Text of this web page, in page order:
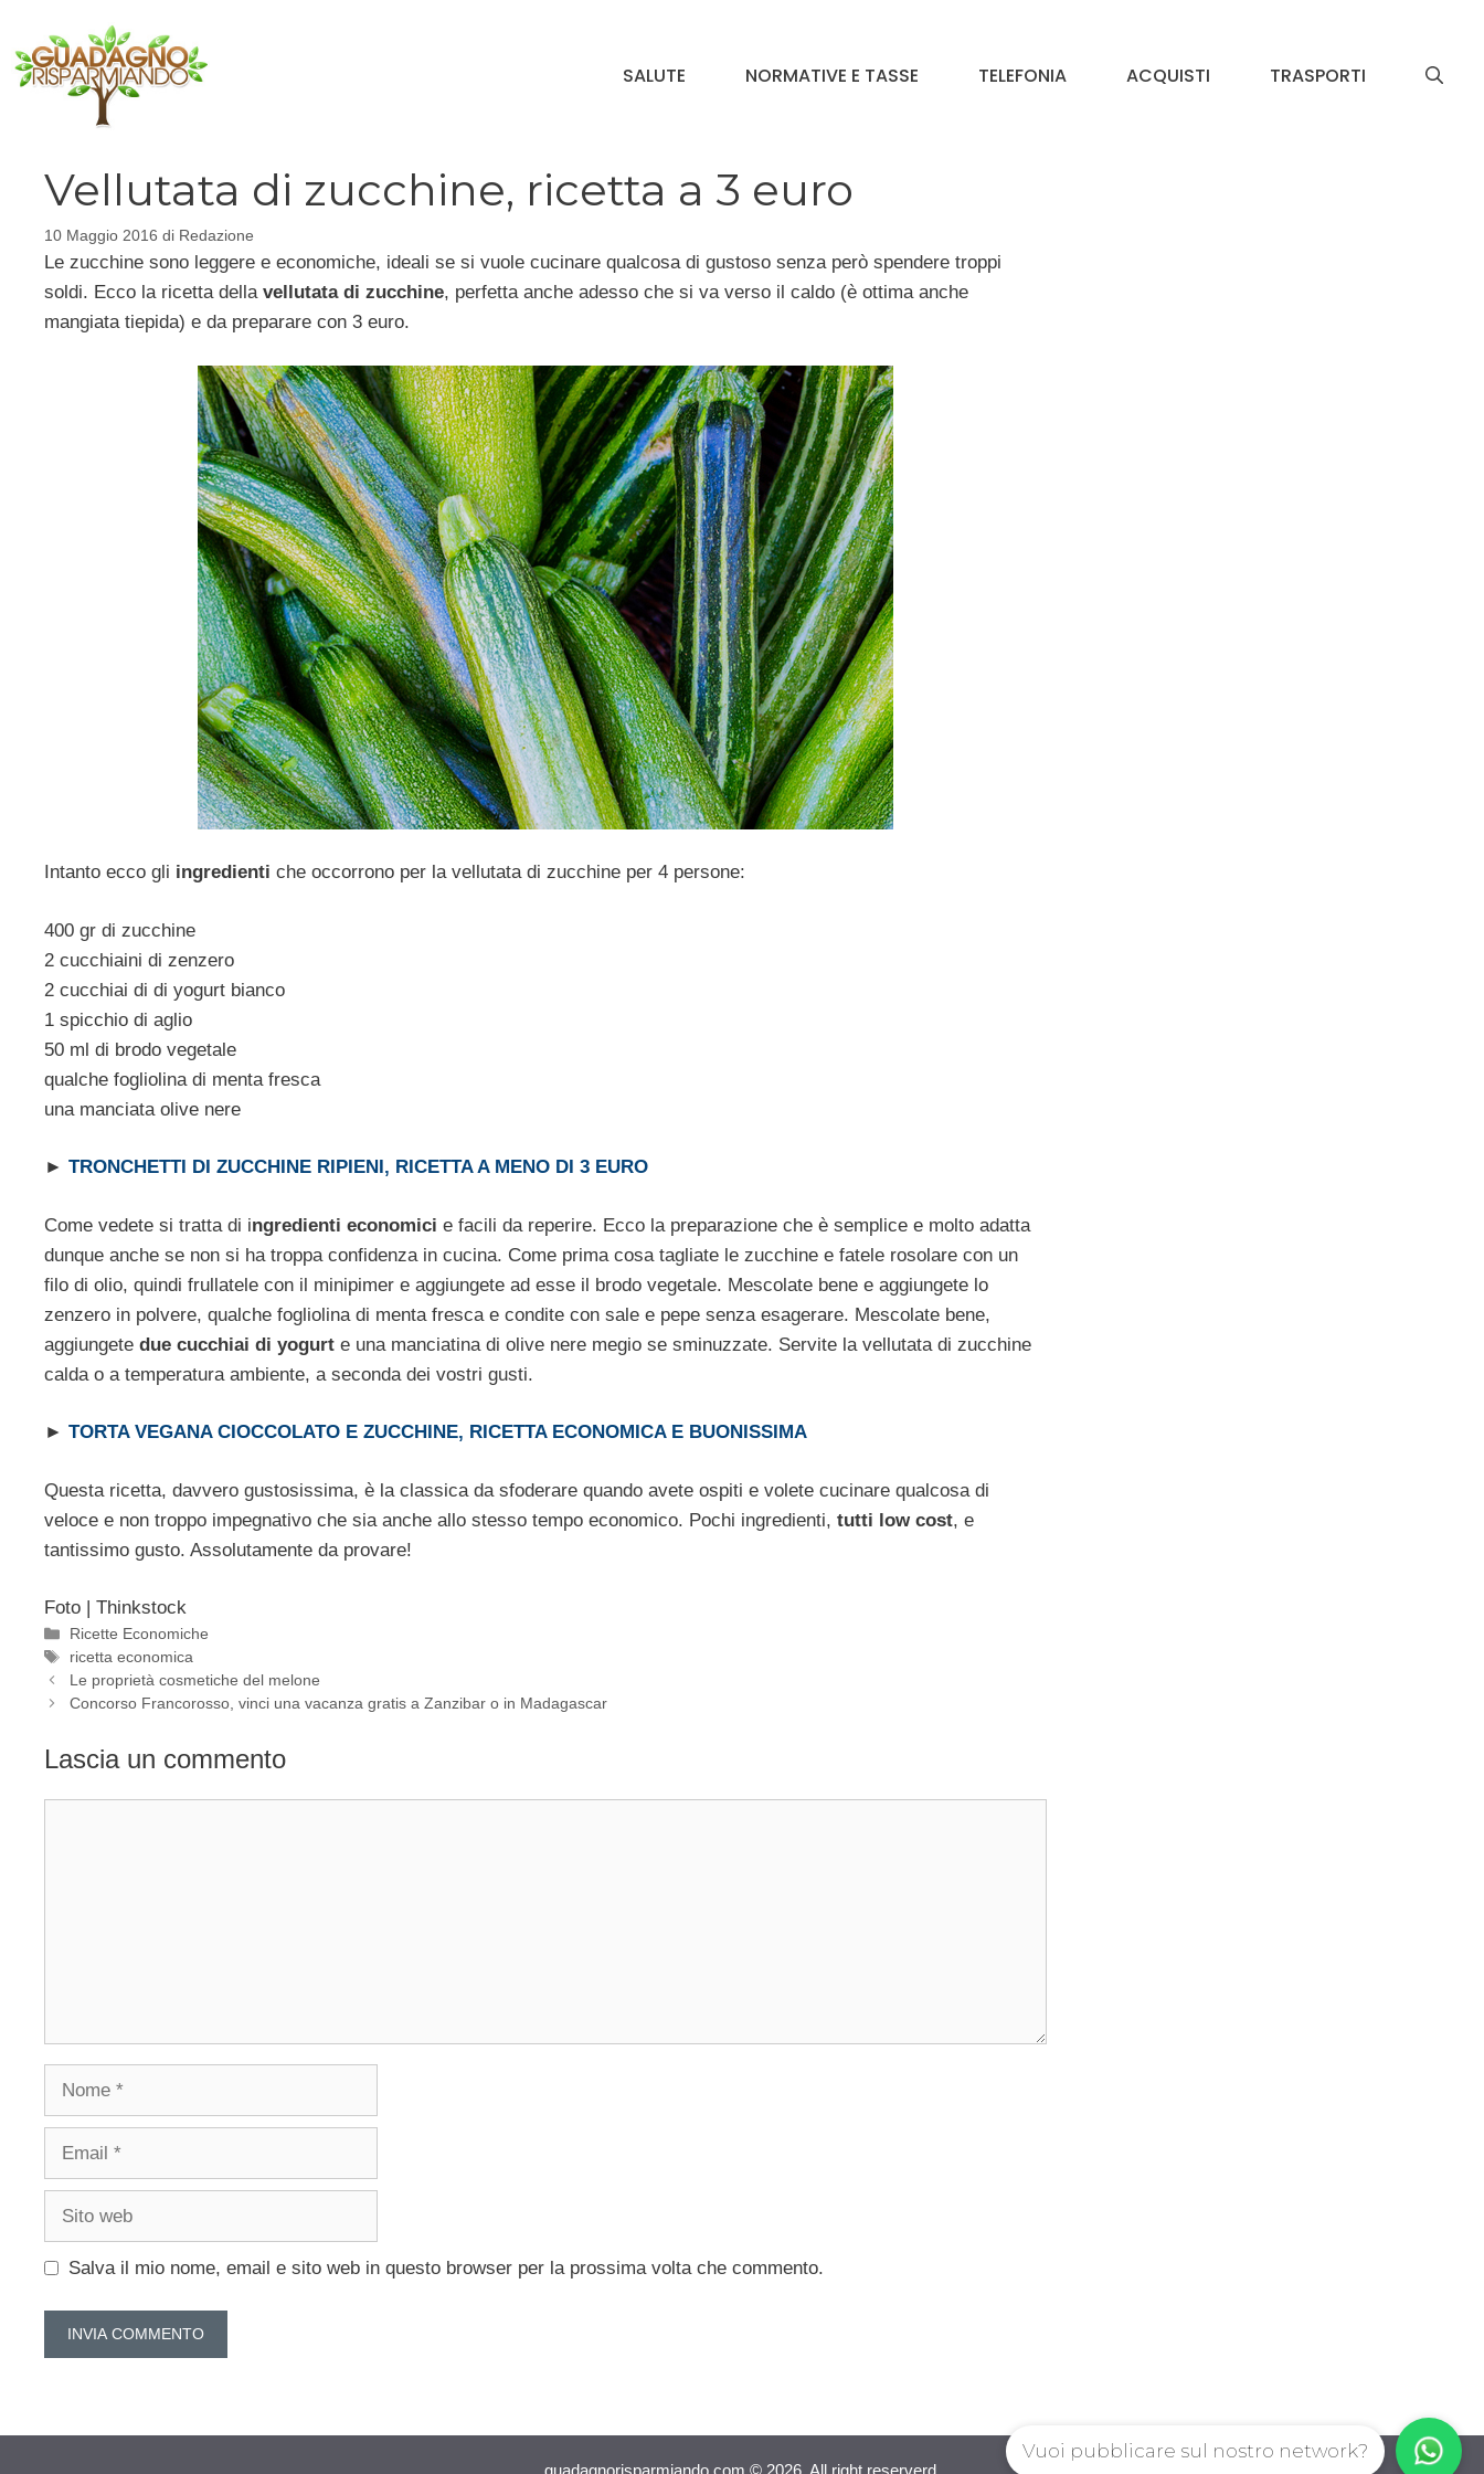
contenuto
SALUTE NORMATIVE E TASSE TELEFONIA ACQUISTI TRASPORTI
Vellutata di zucchine, ricetta a 3 euro
10 Maggio 2016 di Redazione
Le zucchine sono leggere e economiche, ideali se si vuole cucinare qualcosa di gustoso senza però spendere troppi
soldi. Ecco la ricetta della vellutata di zucchine, perfetta anche adesso che si va verso il caldo (è ottima anche
mangiata tiepida) e da preparare con 3 euro.
Intanto ecco gli ingredienti che occorrono per la vellutata di zucchine per 4 persone:
400 gr di zucchine
2 cucchiaini di zenzero
2 cucchiai di di yogurt bianco
1 spicchio di aglio
50 ml di brodo vegetale
qualche fogliolina di menta fresca
una manciata olive nere
► TRONCHETTI DI ZUCCHINE RIPIENI, RICETTA A MENO DI 3 EURO
Come vedete si tratta di ingredienti economici e facili da reperire. Ecco la preparazione che è semplice e molto adatta
dunque anche se non si ha troppa confidenza in cucina. Come prima cosa tagliate le zucchine e fatele rosolare con un
filo di olio, quindi frullatele con il minipimer e aggiungete ad esse il brodo vegetale. Mescolate bene e aggiungete lo
zenzero in polvere, qualche fogliolina di menta fresca e condite con sale e pepe senza esagerare. Mescolate bene,
aggiungete due cucchiai di yogurt e una manciatina di olive nere megio se sminuzzate. Servite la vellutata di zucchine
calda o a temperatura ambiente, a seconda dei vostri gusti.
► TORTA VEGANA CIOCCOLATO E ZUCCHINE, RICETTA ECONOMICA E BUONISSIMA
Questa ricetta, davvero gustosissima, è la classica da sfoderare quando avete ospiti e volete cucinare qualcosa di
veloce e non troppo impegnativo che sia anche allo stesso tempo economico. Pochi ingredienti, tutti low cost, e
tantissimo gusto. Assolutamente da provare!
Foto | Thinkstock
Categorie
Ricette Economiche
Tag
ricetta economica
Le proprietà cosmetiche del melone
Concorso Francorosso, vinci una vacanza gratis a Zanzibar o in Madagascar
Lascia un commento
Salva il mio nome, email e sito web in questo browser per la prossima volta che commento.
Vuoi pubblicare sul nostro network?